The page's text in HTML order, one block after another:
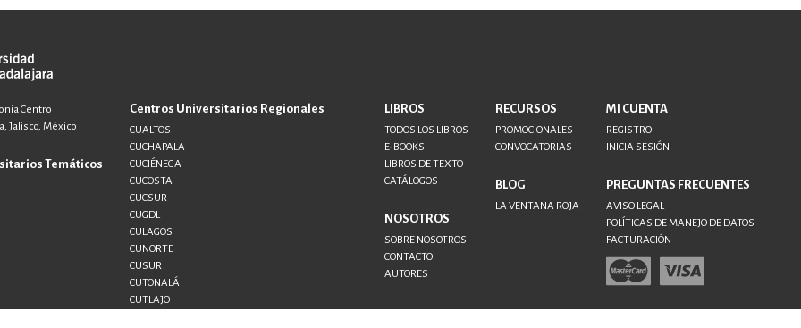
Centro
Jalisco, México
Temáticos
Centros Universitarios Regionales
CUALTOS
CUCHAPALA
CUCIÉNEGA
CUCOSTA
CUCSUR
CUGDL
CULAGOS
CUNORTE
CUSUR
CUTONALÁ
CUTLAJO
LIBROS
TODOS LOS LIBROS
E-BOOKS
LIBROS DE TEXTO
CATÁLOGOS
NOSOTROS
SOBRE NOSOTROS
CONTACTO
AUTORES
RECURSOS
PROMOCIONALES
CONVOCATORIAS
BLOG
LA VENTANA ROJA
MI CUENTA
REGISTRO
INICIA SESIÓN
PREGUNTAS FRECUENTES
AVISO LEGAL
POLÍTICAS DE MANEJO DE DATOS
FACTURACIÓN